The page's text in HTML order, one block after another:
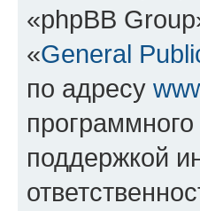
«phpBB
«General
по адресу
поддержкой